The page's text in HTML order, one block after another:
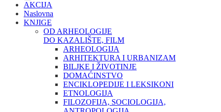
AKCIJA
Naslovna
KNJIGE
OD ARHEOLOGIJE
DO KAZALIŠTE, FILM
ARHEOLOGIJA
ARHITEKTURA I URBANIZAM
BILJKE I ŽIVOTINJE
DOMAĆINSTVO
ENCIKLOPEDIJE I LEKSIKONI
ETNOLOGIJA
FILOZOFIJA, SOCIOLOGIJA,